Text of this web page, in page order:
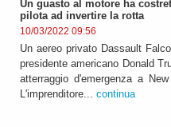
Un guasto al motore ha
pilota ad invertire la rotta
10/03/2022 09:56
Un aereo privato Dassault
presidente americano Donald
atterraggio d'emergenza a
L'imprenditore... continua